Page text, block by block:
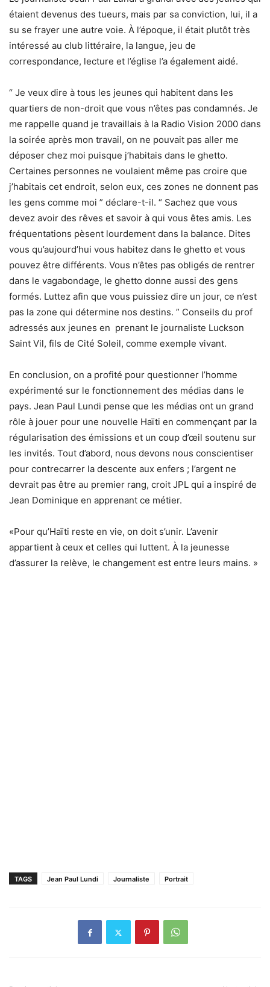
étaient devenus des tueurs, mais par sa conviction, lui, il a
su se frayer une autre voie. À l’époque, il était plutôt très
intéressé au club littéraire, la langue, jeu de
correspondance, lecture et l’église l’a également aidé.
“ Je veux dire à tous les jeunes qui habitent dans les
quartiers de non-droit que vous n’êtes pas condamnés. Je
me rappelle quand je travaillais à la Radio Vision 2000 dans
la soirée après mon travail, on ne pouvait pas aller me
déposer chez moi puisque j’habitais dans le ghetto.
Certaines personnes ne voulaient même pas croire que
j’habitais cet endroit, selon eux, ces zones ne donnent pas
les gens comme moi ” déclare-t-il. “ Sachez que vous
devez avoir des rêves et savoir à qui vous êtes amis. Les
fréquentations pèsent lourdement dans la balance. Dites
vous qu’aujourd’hui vous habitez dans le ghetto et vous
pouvez être différents. Vous n’êtes pas obligés de rentrer
dans le vagabondage, le ghetto donne aussi des gens
formés. Luttez afin que vous puissiez dire un jour, ce n’est
pas la zone qui détermine nos destins. ” Conseils du prof
adressés aux jeunes en prenant le journaliste Luckson
Saint Vil, fils de Cité Soleil, comme exemple vivant.
En conclusion, on a profité pour questionner l’homme
expérimenté sur le fonctionnement des médias dans le
pays. Jean Paul Lundi pense que les médias ont un grand
rôle à jouer pour une nouvelle Haïti en commençant par la
régularisation des émissions et un coup d’œil soutenu sur
les invités. Tout d’abord, nous devons nous conscientiser
pour contrecarrer la descente aux enfers ; l’argent ne
devrait pas être au premier rang, croit JPL qui a inspiré de
Jean Dominique en apprenant ce métier.
«Pour qu’Haïti reste en vie, on doit s’unir. L’avenir
appartient à ceux et celles qui luttent. À la jeunesse
d’assurer la relève, le changement est entre leurs mains. »
TAGS Jean Paul Lundi Journaliste Portrait